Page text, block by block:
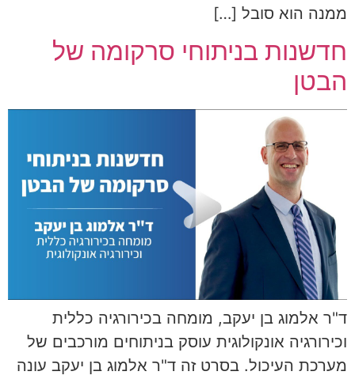
ממנה הוא סובל […]
חדשנות בניתוחי סרקומה של
הבטן
ד"ר אלמוג בן יעקב, מומחה בכירורגיה כללית
וכירורגיה אונקולוגית עוסק בניתוחים מורכבים של
מערכת העיכול. בסרט זה ד"ר אלמוג בן יעקב עונה